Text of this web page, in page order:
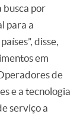
busca por
para a
disse,
em
de
e a tecnologia
serviço a